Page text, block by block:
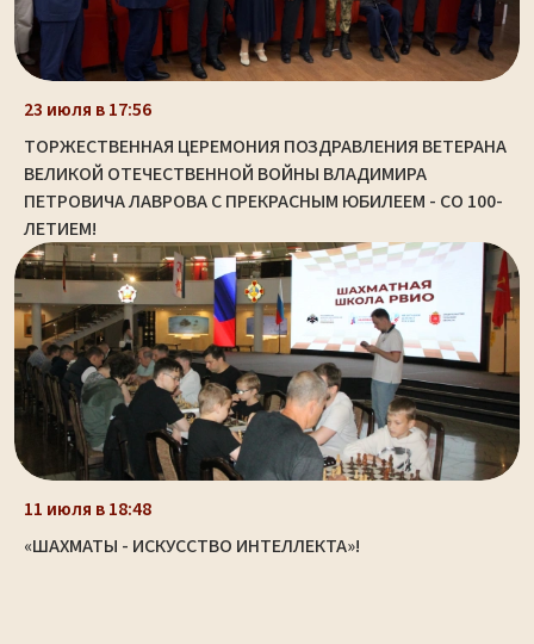
23 июля в 17:56
ТОРЖЕСТВЕННАЯ ЦЕРЕМОНИЯ ПОЗДРАВЛЕНИЯ ВЕТЕРАНА
ВЕЛИКОЙ ОТЕЧЕСТВЕННОЙ ВОЙНЫ ВЛАДИМИРА
ПЕТРОВИЧА ЛАВРОВА С ПРЕКРАСНЫМ ЮБИЛЕЕМ - СО 100-
ЛЕТИЕМ!
11 июля в 18:48
«ШАХМАТЫ - ИСКУССТВО ИНТЕЛЛЕКТА»!